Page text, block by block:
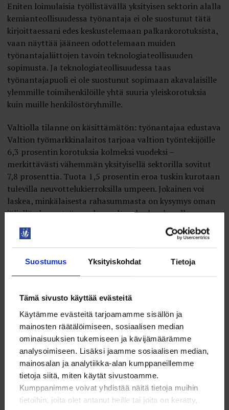
Suostumus Yksityiskohdat Tietoja
Tämä sivusto käyttää evästeitä
Käytämme evästeitä tarjoamamme sisällön ja
mainosten räätälöimiseen, sosiaalisen median
ominaisuuksien tukemiseen ja kävijämäärämme
analysoimiseen. Lisäksi jaamme sosiaalisen median,
mainosalan ja analytiikka-alan kumppaneillemme
tietoja siitä, miten käytät sivustoamme.
Kumppanimme voivat yhdistää näitä tietoja muihin
tietoihin, joita olet antanut heille tai joita on kerätty,
Eniten loimulaisia työllistävällä yksityisen sektorin alalla
kemianteollisuudessa työnantaja ei ole suostunut tätä
kirjoittaessani edes keskustelemaan palkankorotuksista,
vaan näyttää jääneen odottelemaan muiden
työnantajaliittojen tavoin teknologiateollisuuden
sopimusta. Ja teknologia­teollisuudessa taas
työnantajapuoli ei ole suostunut sopimaan akavalaisille
ylemmille toimihenkilöille yhtä suuria yleiskorotuksia
kuin muille henkilöstöryhmille.
Valtiolla tilanne on käsittämätön: työnantajaa edustava
Valtion työmarkkinalaitos tarjoaa valtion työntekijöille
6,3 prosentin korotuksia kolmeksi vuodeksi –
merkittävästi vähemmän yksityisellä sektorilla sovitut
7,8 prosenttia. Tuota 1,5 prosentin eroa tuskin kurotaan
tulevilla neuvottelukierroksilla umpeen. Jokainen voi
laskea, minkälaisesta rahasummasta on kysymys oman
jäljellä olevan työuran kannalta – korkoa korolle.
Loimulaisille yleiskorotusten merkitys on keskeinen.
Loimun vuosittaisten työmarkkinatutkimusten mukaan
valtaosa jäsenistämme ei saa palkankorotuksia muuta
ansiosta. Työehtosopimukseen perustuvan työnantajan
päättämän palkankorotuksen, jota kutsutaan usein
paikalliseksi eräksi, sai vain 10 prosenttia. Toisin sanoen:
ilman neuvoteltuja yleiskorotuksia valtaosa loimulaisista
jää kokonaan ilman palkankorotuksia.
Eli Loimun näkökulmasta kyse ei ole nyt vain
yksittäisistä prosenteista ja niiden kymmenyksistä, vaan
siitä, saavatko jäsenemme oikeudenmukaista kohtelua
työmarkkinoilla. Yleiskorotus ei ole loimulaiselle vain yksi